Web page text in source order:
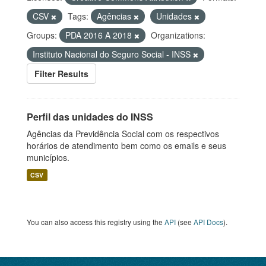
CSV
Tags: Agências
Unidades
Groups:
PDA 2016 A 2018
Organizations:
Instituto Nacional do Seguro Social - INSS
Filter Results
Perfil das unidades do INSS
Agências da Previdência Social com os respectivos
horários de atendimento bem como os emails e seus
municípios.
CSV
You can also access this registry using the API (see API Docs).